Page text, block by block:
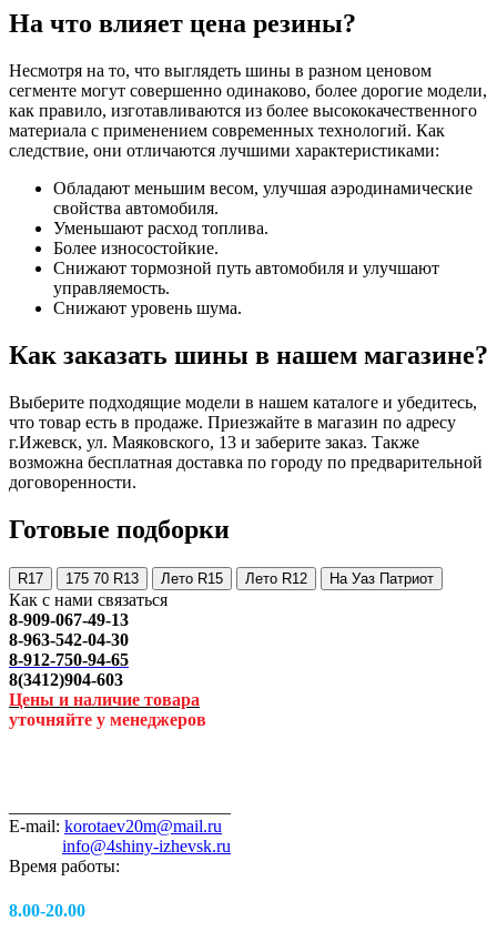
На что влияет цена резины?
Несмотря на то, что выглядеть шины в разном ценовом
сегменте могут совершенно одинаково, более дорогие модели,
как правило, изготавливаются из более высококачественного
материала с применением современных технологий. Как
следствие, они отличаются лучшими характеристиками:
Обладают меньшим весом, улучшая аэродинамические
свойства автомобиля.
Уменьшают расход топлива.
Более износостойкие.
Снижают тормозной путь автомобиля и улучшают
управляемость.
Снижают уровень шума.
Как заказать шины в нашем магазине?
Выберите подходящие модели в нашем каталоге и убедитесь,
что товар есть в продаже. Приезжайте в магазин по адресу
г.Ижевск, ул. Маяковского, 13 и заберите заказ. Также
возможна бесплатная доставка по городу по предварительной
договоренности.
Готовые подборки
R17 175 70 R13 Лето R15 Лето R12 На Уаз Патриот
Как с нами связаться
8-909-067-49-13
8-963-542-04-30
8-912-750-94-65
8(3412)904-603
Цены и наличие товара
уточняйте у менеджеров
E-mail: korotaev20m@mail.ru
info@4shiny-izhevsk.ru
Время работы:
8.00-20.00